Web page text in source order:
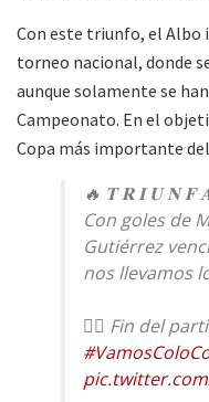
Con este triunfo, el Albo
torneo nacional, donde
aunque solamente se
Campeonato. En el
Copa más importante
🔥 𝐓 𝐑 𝐈 𝐔 𝐍 𝐅
Con goles de
Gutiérrez
nos llevamos
✍🏼 Fin del